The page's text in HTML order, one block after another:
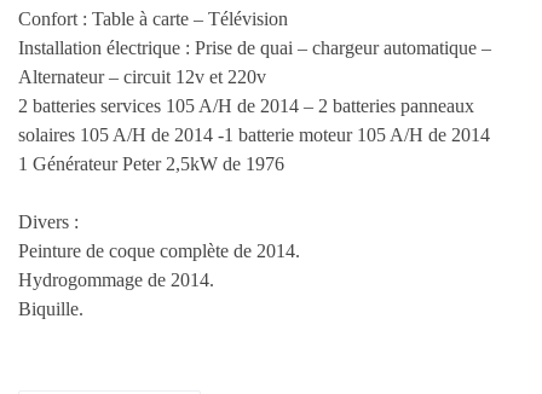
Confort : Table à carte – Télévision
Installation électrique : Prise de quai – chargeur automatique –
Alternateur – circuit 12v et 220v
2 batteries services 105 A/H de 2014 – 2 batteries panneaux
solaires 105 A/H de 2014 -1 batterie moteur 105 A/H de 2014
1 Générateur Peter 2,5kW de 1976
Divers :
Peinture de coque complète de 2014.
Hydrogommage de 2014.
Biquille.